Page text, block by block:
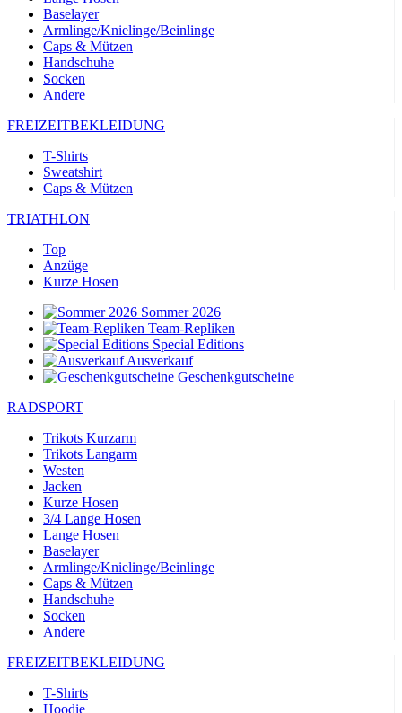
Baselayer
Armlinge/Knielinge/Beinlinge
Caps & Mützen
Handschuhe
Socken
Andere
FREIZEITBEKLEIDUNG
T-Shirts
Sweatshirt
Caps & Mützen
TRIATHLON
Top
Anzüge
Kurze Hosen
Sommer 2026
Team-Repliken
Special Editions
Ausverkauf
Geschenkgutscheine
RADSPORT
Trikots Kurzarm
Trikots Langarm
Westen
Jacken
Kurze Hosen
3/4 Lange Hosen
Lange Hosen
Baselayer
Armlinge/Knielinge/Beinlinge
Caps & Mützen
Handschuhe
Socken
Andere
FREIZEITBEKLEIDUNG
T-Shirts
Hoodie